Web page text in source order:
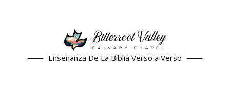
Enseñanza De La Biblia Verso a Verso